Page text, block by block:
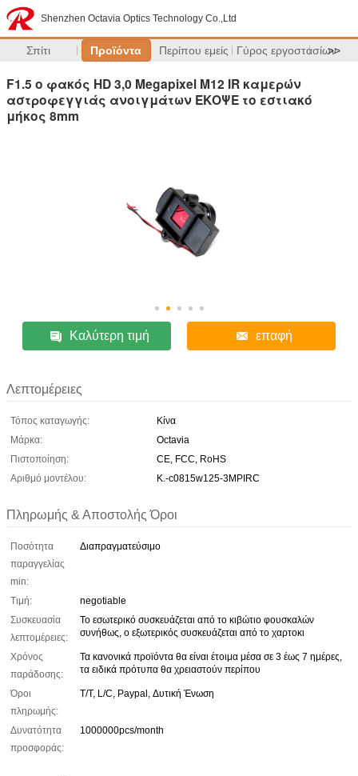
Shenzhen Octavia Optics Technology Co.,Ltd
Σπίτι Προϊόντα Περίπου εμείς Γύρος εργοστασίων
>>
F1.5 ο φακός HD 3,0 Megapixel M12 IR καμερών
αστροφεγγιάς ανοιγμάτων ΈΚΟΨΕ το εστιακό
μήκος 8mm
Καλύτερη τιμή επαφή
Λεπτομέρειες
Τόπος καταγωγής:
Κίνα
Μάρκα:
Octavia
Πιστοποίηση:
CE, FCC, RoHS
Αριθμό μοντέλου:
Κ.-c0815w125-3MPIRC
Πληρωμής & Αποστολής Όροι
Ποσότητα
παραγγελίας
min:
Διαπραγματεύσιμο
Τιμή:
negotiable
Συσκευασία
λεπτομέρειες:
Το εσωτερικό συσκευάζεται από το κιβώτιο φουσκαλών
συνήθως, ο εξωτερικός συσκευάζεται από το χαρτοκι
Χρόνος
παράδοσης:
Τα κανονικά προϊόντα θα είναι έτοιμα μέσα σε 3 έως 7 ημέρες,
τα ειδικά πρότυπα θα χρειαστούν περίπου
Όροι
πληρωμής:
T/T, L/C, Paypal, Δυτική Ένωση
Δυνατότητα
προσφοράς:
1000000pcs/month